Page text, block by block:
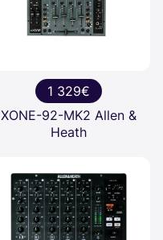
1 329€
XONE-92-MK2 Allen &
Heath